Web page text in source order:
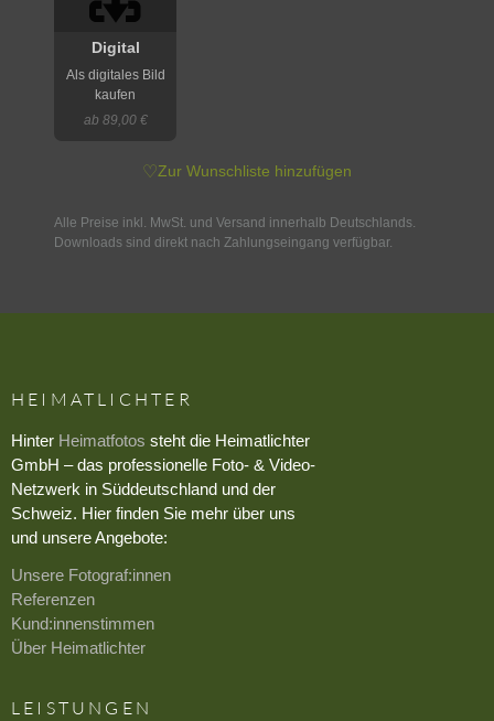
Digital
Als digitales Bild
kaufen
ab 89,00 €
♡Zur Wunschliste hinzufügen
Alle Preise inkl. MwSt. und Versand innerhalb Deutschlands.
Downloads sind direkt nach Zahlungseingang verfügbar.
HEIMATLICHTER
Hinter Heimatfotos steht die Heimatlichter
GmbH – das professionelle Foto- & Video-
Netzwerk in Süddeutschland und der
Schweiz. Hier finden Sie mehr über uns
und unsere Angebote:
Unsere Fotograf:innen
Referenzen
Kund:innenstimmen
Über Heimatlichter
LEISTUNGEN